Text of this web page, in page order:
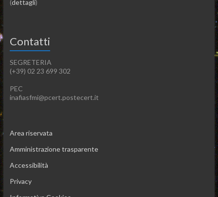
(dettagli)
Contatti
SEGRETERIA
(+39) 02 23 699 302
PEC
inafiasfmi@pcert.postecert.it
Area riservata
Amministrazione trasparente
Accessibilità
Privacy